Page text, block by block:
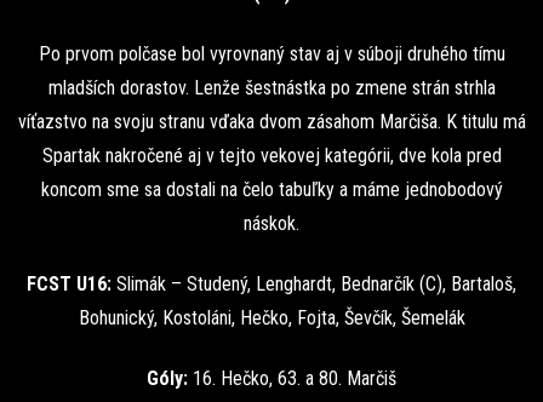
Po prvom polčase bol vyrovnaný stav aj v súboji druhého tímu
mladších dorastov. Lenže šestnástka po zmene strán strhla
víťazstvo na svoju stranu vďaka dvom zásahom Marčiša. K titulu má
Spartak nakročené aj v tejto vekovej kategórii, dve kola pred
koncom sme sa dostali na čelo tabuľky a máme jednobodový
náskok.
FCST U16: Slimák – Studený, Lenghardt, Bednarčík (C), Bartaloš,
Bohunický, Kostoláni, Hečko, Fojta, Ševčík, Šemelák
Góly: 16. Hečko, 63. a 80. Marčiš